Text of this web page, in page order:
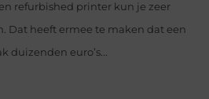
refurbished printer kun je zeer
Dat heeft ermee te maken dat een
duizenden euro’s...